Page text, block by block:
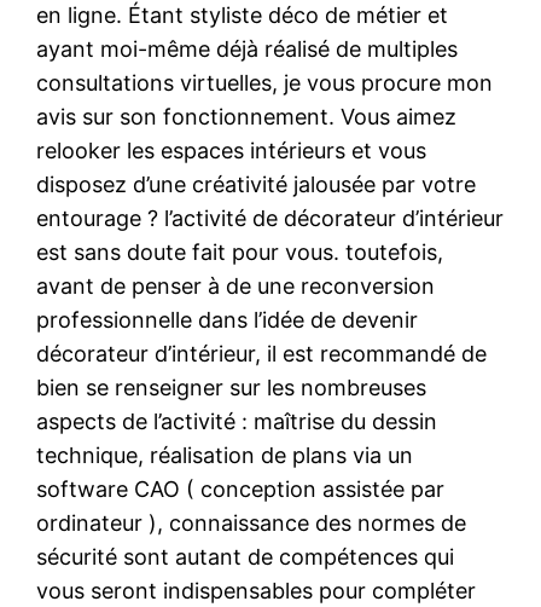
en ligne. Étant styliste déco de métier et
ayant moi-même déjà réalisé de multiples
consultations virtuelles, je vous procure mon
avis sur son fonctionnement. Vous aimez
relooker les espaces intérieurs et vous
disposez d’une créativité jalousée par votre
entourage ? l’activité de décorateur d’intérieur
est sans doute fait pour vous. toutefois,
avant de penser à de une reconversion
professionnelle dans l’idée de devenir
décorateur d’intérieur, il est recommandé de
bien se renseigner sur les nombreuses
aspects de l’activité : maîtrise du dessin
technique, réalisation de plans via un
software CAO ( conception assistée par
ordinateur ), connaissance des normes de
sécurité sont autant de compétences qui
vous seront indispensables pour compléter